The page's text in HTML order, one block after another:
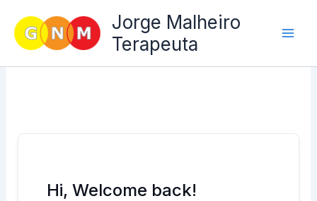
content
Jorge Malheiro
Terapeuta
Hi, Welcome back!